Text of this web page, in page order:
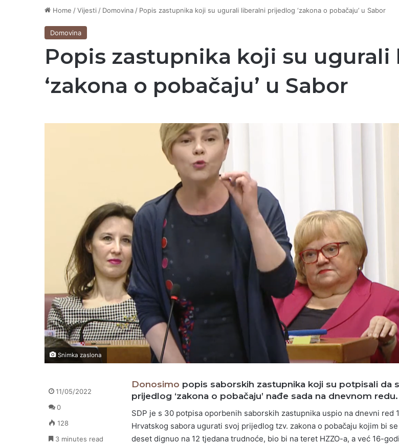
Home /Vijesti / Domovina / Popis zastupnika koji su ugurali liberalni prijedlog ‘zakona o pobačaju’ u Sabor
Domovina
Popis zastupnika koji su
‘zakona o pobačaju’ u Sabor
Snimka zaslona
Donosimo popis saborskih zastupnika koji su potpisali da
prijedlog ‘zakona o pobačaju’ nađe sada na dnevnom redu.
SDP je s 30 potpisa oporbenih saborskih zastupnika uspio na dnevni red
Hrvatskog sabora ugurati svoj prijedlog tzv. zakona o pobačaju kojim bi
deset dignuo na 12 tjedana trudnoće, bio bi na teret HZZO-a, a već 16-
11/05/2022
0
128
3 minutes read